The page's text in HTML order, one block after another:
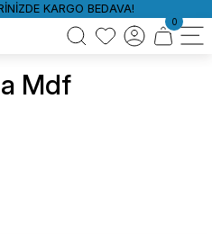
KARGO BEDAVA!
0
Mdf